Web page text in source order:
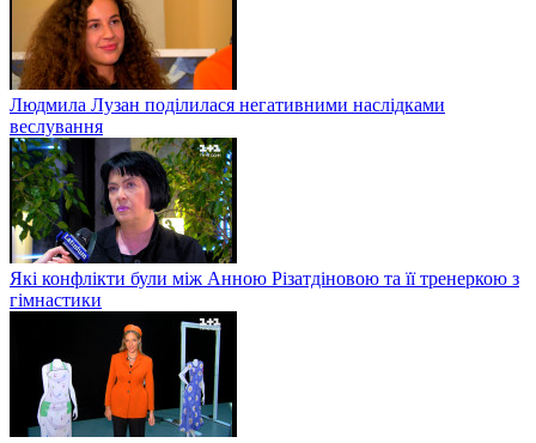
Людмила Лузан поділилася негативними наслідками
веслування
Які конфлікти були між Анною Різатдіновою та її тренеркою з
гімнастики